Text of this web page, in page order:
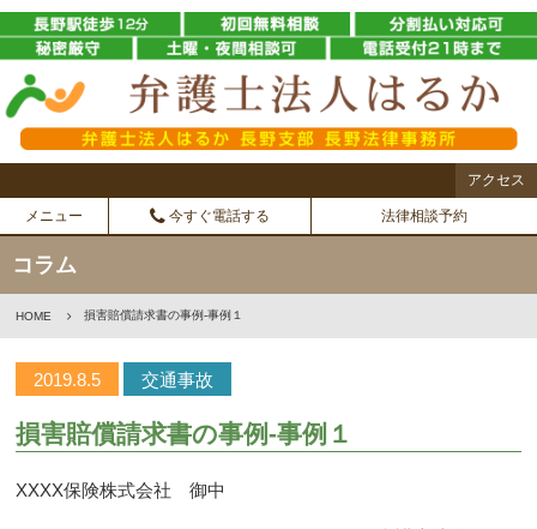
アクセス
メニュー 今すぐ電話する 法律相談予約
コラム
HOME 損害賠償請求書の事例-事例１
2019.8.5 交通事故
損害賠償請求書の事例-事例１
XXXX保険株式会社 御中